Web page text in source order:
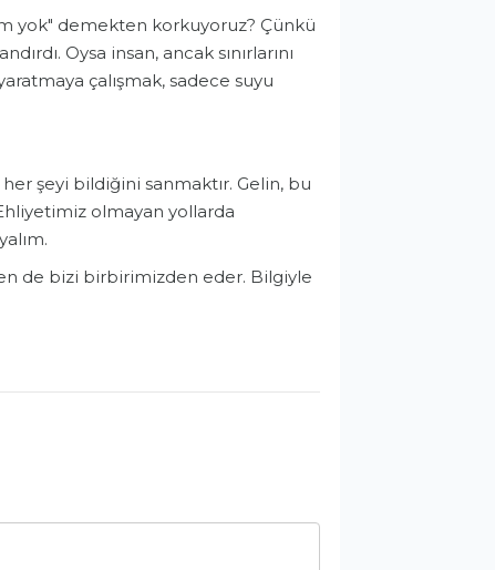
yok" demekten korkuyoruz? Çünkü
Oysa insan, ancak sınırlarını
çalışmak, sadece suyu
şeyi bildiğini sanmaktır. Gelin, bu
olmayan yollarda
de bizi birbirimizden eder. Bilgiyle